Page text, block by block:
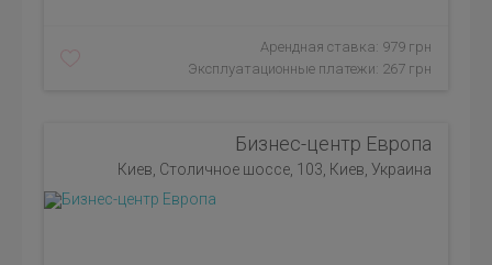
Арендная ставка: 979 грн
Эксплуатационные платежи: 267 грн
Бизнес-центр Европа
Киев, Столичное шоссе, 103, Киев, Украина